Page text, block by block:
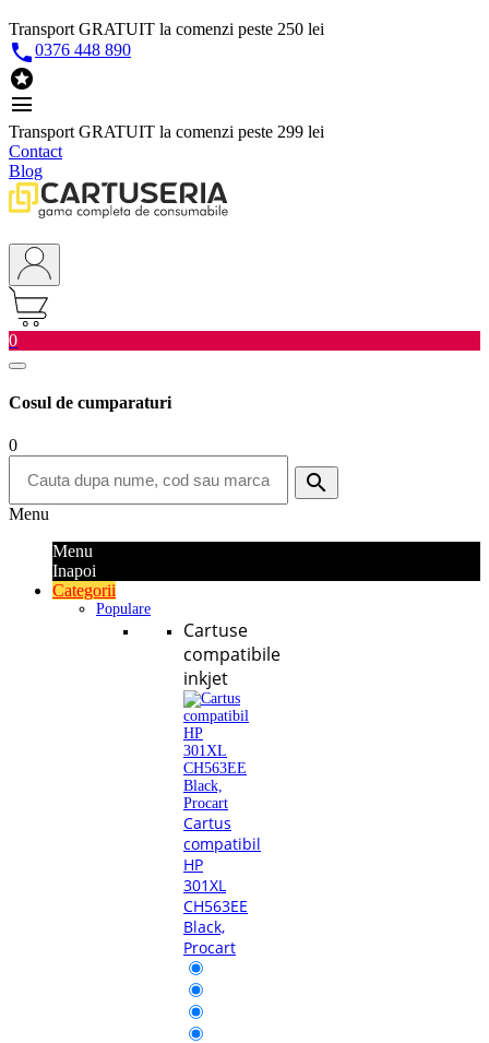
Transport GRATUIT la comenzi peste 250 lei
0376 448 890

menu
Transport GRATUIT la comenzi peste 299 lei
Contact
Blog
0
Cosul de cumparaturi
0
search
Menu
Menu
Inapoi
Categorii
Populare
Cartuse
compatibile
inkjet
Cartus
compatibil
HP
301XL
CH563EE
Black,
Procart